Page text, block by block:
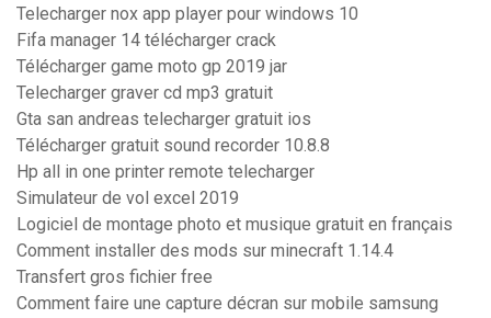
Telecharger nox app player pour windows 10
Fifa manager 14 télécharger crack
Télécharger game moto gp 2019 jar
Telecharger graver cd mp3 gratuit
Gta san andreas telecharger gratuit ios
Télécharger gratuit sound recorder 10.8.8
Hp all in one printer remote telecharger
Simulateur de vol excel 2019
Logiciel de montage photo et musique gratuit en français
Comment installer des mods sur minecraft 1.14.4
Transfert gros fichier free
Comment faire une capture décran sur mobile samsung